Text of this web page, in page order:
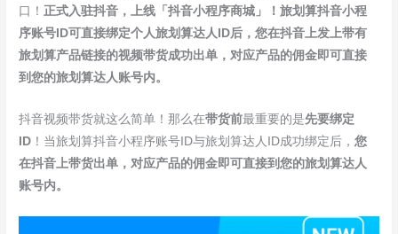
口！正式入驻抖音，上线 「抖音小程序商城」 ！旅划算抖音小程
序账号ID可直接绑定个人旅划算达人ID后 ，您在抖音上发上带有
旅划算产品链接的视频带货成功出单，对应产品的佣金即可直接
到您的旅划算达人账号内。
抖音视频带货就这么简单！那么在带货前最重要的是先要绑定
ID ！当旅划算抖音小程序账号ID与旅划算达人ID成功绑定后，您
在抖音上带货出单，对应产品的佣金即可直接到您的旅划算达人
账号内。